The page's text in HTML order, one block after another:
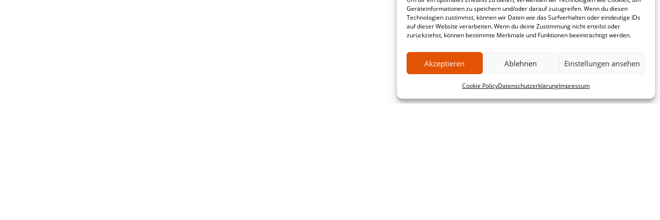
Geräteinformationen zu speichern und/oder darauf zuzugreifen. Wenn du diesen
Technologien zustimmst, können wir Daten wie das Surfverhalten oder eindeutige IDs
auf dieser Website verarbeiten. Wenn du deine Zustimmung nicht erteilst oder
zurückziehst, können bestimmte Merkmale und Funktionen beeinträchtigt werden.
Akzeptieren Ablehnen Einstellungen ansehen
Cookie PolicyDatenschutzerklärungImpressum